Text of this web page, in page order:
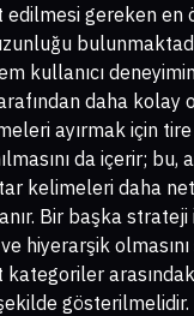
edilmesi gereken
kullanıcı
daha kolay
ayırmak için
da içerir; bu,
kelimeleri daha
Bir başka strateji
ve hiyerarşik
kategoriler